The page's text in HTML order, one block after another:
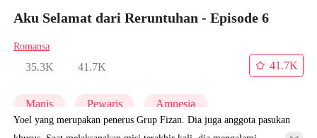
Aku Selamat dari Reruntuhan - Episode 6
Romansa
35.3K 41.7K
41.7K
Manis Pewaris Amnesia
Yoel yang merupakan penerus Grup Fizan. Dia juga anggota pasukan